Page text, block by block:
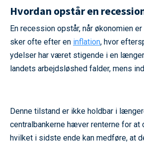
Hvordan opstår en
En recession opstår, når økonomien
sker ofte efter en inflation, hvor
ydelser har været stigende i en
landets arbejdsløshed falder, mens
Denne tilstand er ikke holdbar i
centralbankerne hæver renterne for
hvilket i sidste ende kan medføre, at